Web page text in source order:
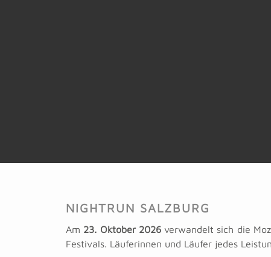
NIGHTRUN SALZBURG
Am 23. Oktober 2026verwandelt sich die
Festivals. Läuferinnen und Läufer jedes